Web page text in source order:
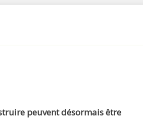
peuvent désormais être